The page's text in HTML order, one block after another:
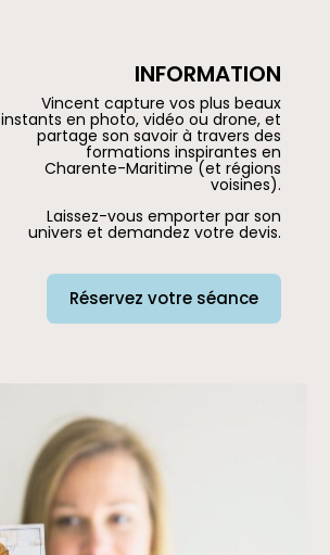
INFORMATION
Vincent capture vos plus beaux
instants en photo, vidéo ou drone, et
partage son savoir à travers des
formations inspirantes en
Charente-Maritime (et régions
voisines).
Laissez-vous emporter par son
univers et demandez votre devis.
Réservez votre séance